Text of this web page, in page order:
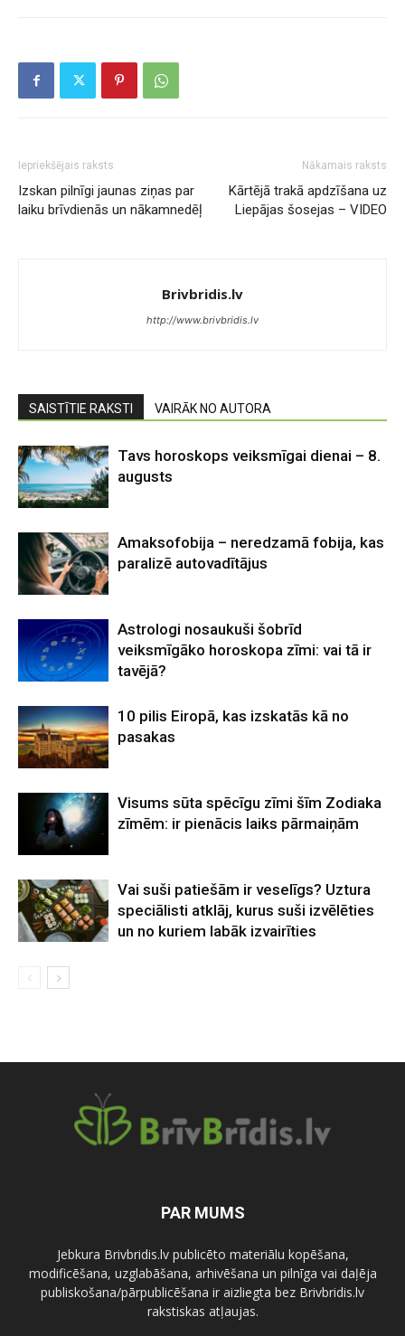
Iepriekšējais raksts
Izskan pilnīgi jaunas ziņas par
laiku brīvdienās un nākamnedēļ
Nākamais raksts
Kārtējā trakā apdzīšana uz
Liepājas šosejas – VIDEO
Brivbridis.lv
http://www.brivbridis.lv
SAISTĪTIE RAKSTI VAIRĀK NO AUTORA
Tavs horoskops veiksmīgai dienai – 8.
augusts
Amaksofobija – neredzamā fobija, kas
paralizē autovadītājus
Astrologi nosaukuši šobrīd
veiksmīgāko horoskopa zīmi: vai tā ir
tavējā?
10 pilis Eiropā, kas izskatās kā no
pasakas
Visums sūta spēcīgu zīmi šīm Zodiaka
zīmēm: ir pienācis laiks pārmaiņām
Vai suši patiešām ir veselīgs? Uztura
speciālisti atklāj, kurus suši izvēlēties
un no kuriem labāk izvairīties
PAR MUMS
Jebkura Brivbridis.lv publicēto materiālu kopēšana,
modificēšana, uzglabāšana, arhivēšana un pilnīga vai daļēja
publiskošana/pārpublicēšana ir aizliegta bez Brivbridis.lv
rakstiskas atļaujas.